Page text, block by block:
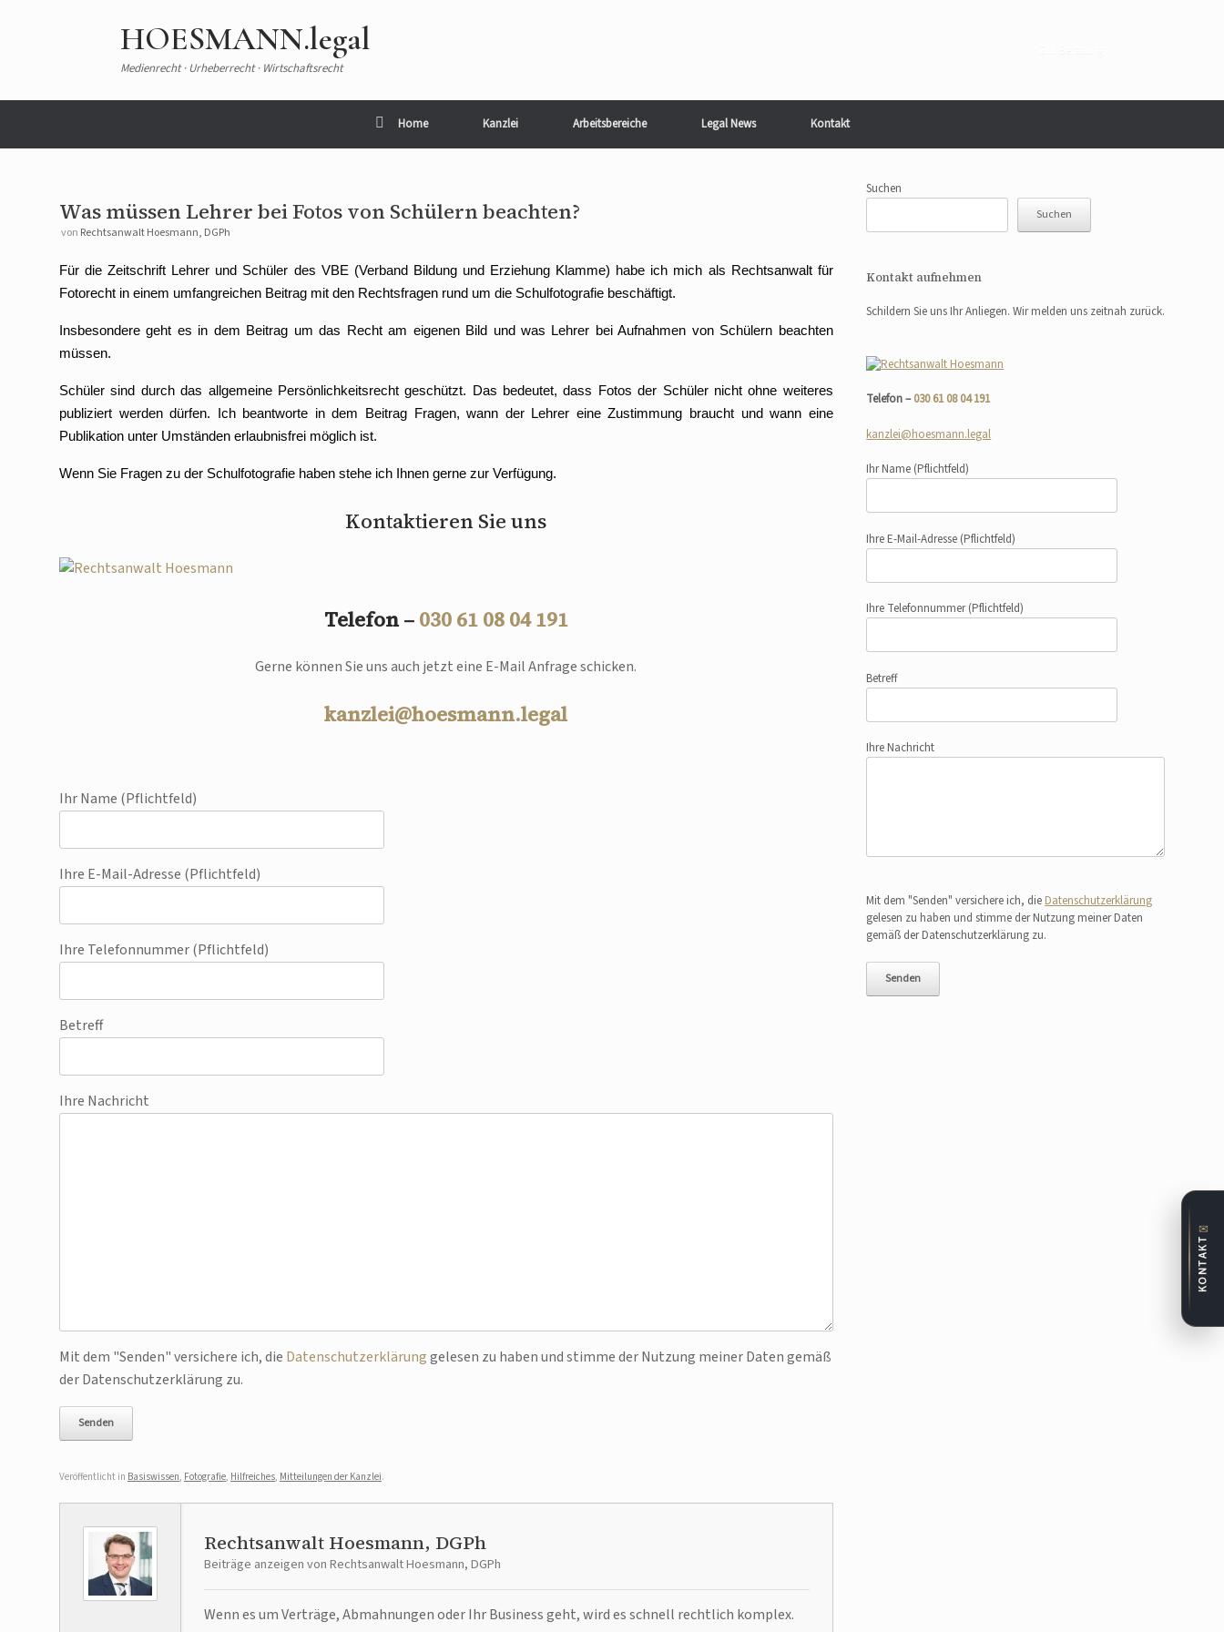
HOESMANN.legal
Medienrecht · Urheberrecht · Wirtschaftsrecht
Home Kanzlei Arbeitsbereiche Legal News Kontakt
Was müssen Lehrer bei Fotos von Schülern beachten?
von Rechtsanwalt Hoesmann, DGPh
Für die Zeitschrift Lehrer und Schüler des VBE (Verband Bildung und Erziehung Klamme) habe ich mich als Rechtsanwalt für
Fotorecht in einem umfangreichen Beitrag mit den Rechtsfragen rund um die Schulfotografie beschäftigt.
Insbesondere geht es in dem Beitrag um das Recht am eigenen Bild und was Lehrer bei Aufnahmen von Schülern beachten
müssen.
Schüler sind durch das allgemeine Persönlichkeitsrecht geschützt. Das bedeutet, dass Fotos der Schüler nicht ohne weiteres
publiziert werden dürfen. Ich beantworte in dem Beitrag Fragen, wann der Lehrer eine Zustimmung braucht und wann eine
Publikation unter Umständen erlaubnisfrei möglich ist.
Wenn Sie Fragen zu der Schulfotografie haben stehe ich Ihnen gerne zur Verfügung.
Kontaktieren Sie uns
Telefon – 030 61 08 04 191
Gerne können Sie uns auch jetzt eine E-Mail Anfrage schicken.
kanzlei@hoesmann.legal
Ihr Name (Pflichtfeld)
Ihre E-Mail-Adresse (Pflichtfeld)
Ihre Telefonnummer (Pflichtfeld)
Betreff
Ihre Nachricht
Bitte lasse dieses Feld leer.
Mit dem "Senden" versichere ich, die Datenschutzerklärunggelesen zu haben und stimme der Nutzung meiner Daten gemäß
der Datenschutzerklärung zu.
Veröffentlicht in Basiswissen, Fotografie, Hilfreiches, Mitteilungen der Kanzlei.
Rechtsanwalt Hoesmann, DGPh
Beiträge anzeigen von Rechtsanwalt Hoesmann, DGPh
Wenn es um Verträge, Abmahnungen oder Ihr Business geht, wird es schnell rechtlich komplex.
Suchen
Suchen
Kontakt aufnehmen
Schildern Sie uns Ihr Anliegen. Wir melden uns zeitnah zurück.
Telefon –030 61 08 04 191
kanzlei@hoesmann.legal
Ihr Name (Pflichtfeld)
Ihre E-Mail-Adresse (Pflichtfeld)
Ihre Telefonnummer(Pflichtfeld)
Betreff
Ihre Nachricht
Mit dem "Senden" versichere ich, die Datenschutzerklärung
gelesen zu haben und stimme der Nutzung meiner Daten
gemäß der Datenschutzerklärung zu.
✉
KONTAKT